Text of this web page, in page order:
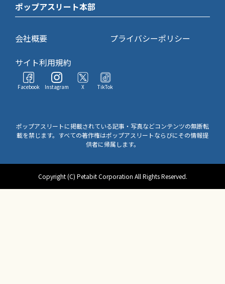
ポップアスリート本部
会社概要
プライバシーポリシー
サイト利用規約
Facebook Instagram X TikTok
ポップアスリートに掲載されている記事・写真などコンテンツの無断転
載を禁じます。すべての著作権はポップアスリートならびにその情報提
供者に帰属します。
Copyright (C) Petabit Corporation All Rights Reserved.